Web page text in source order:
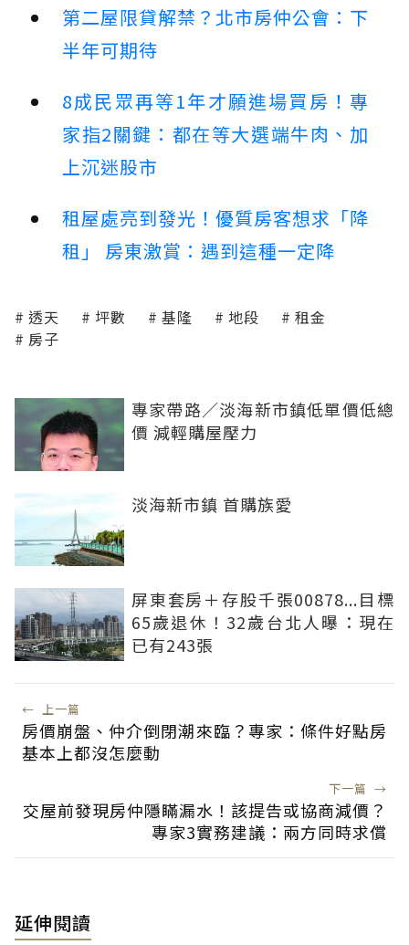
第二屋限貸解禁？北市房仲公會：下
半年可期待
8成民眾再等1年才願進場買房！專
家指2關鍵：都在等大選端牛肉、加
上沉迷股市
租屋處亮到發光！優質房客想求「降
租」 房東激賞：遇到這種一定降
透天 坪數 基隆 地段
租金
房子
專家帶路／淡海新市鎮低單價低總
價 減輕購屋壓力
淡海新市鎮 首購族愛
屏東套房＋存股千張00878...目標
65歲退休！32歲台北人曝：現在
已有243張
← 上一篇
房價崩盤、仲介倒閉潮來臨？專家：條件好點房
基本上都沒怎麼動
下一篇 →
交屋前發現房仲隱瞞漏水！該提告或協商減價？
專家3實務建議：兩方同時求償
延伸閱讀